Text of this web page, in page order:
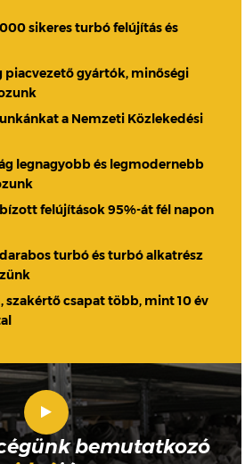
sikeres turbó felújítás és
piacvezető gyártók, minőségi
a Nemzeti Közlekedési
legnagyobb és legmodernebb
bízott felújítások 95%-át fél napon
turbó és turbó alkatrész
szakértő csapat több, mint 10 év
bemutatkozó